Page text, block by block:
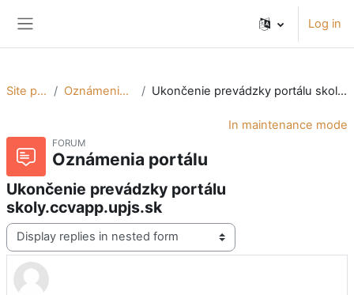
Log in
Site pages Oznámenia portálu Ukončenie prevádzky portálu skoly.ccvapp.upjs.sk
In maintenance mode
FORUM
Oznámenia portálu
Ukončenie prevádzky portálu
skoly.ccvapp.upjs.sk
Display mode